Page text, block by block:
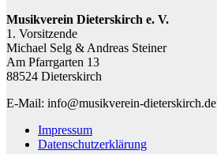
Musikverein Dieterskirch e. V.
1. Vorsitzende
Michael Selg & Andreas Steiner
Am Pfarrgarten 13
88524 Dieterskirch
E-Mail: info@musikverein-dieterskirch.de
Impressum
Datenschutzerklärung